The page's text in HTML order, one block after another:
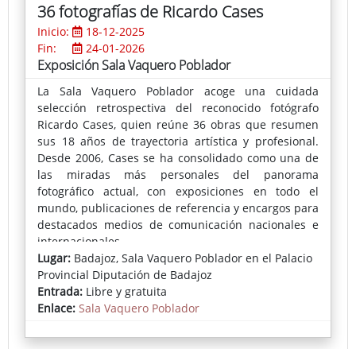
36 fotografías de Ricardo Cases
Inicio:
18-12-2025
Fin:
24-01-2026
Exposición Sala Vaquero Poblador
La Sala Vaquero Poblador acoge una cuidada
selección retrospectiva del reconocido fotógrafo
Ricardo Cases, quien reúne 36 obras que resumen
sus 18 años de trayectoria artística y profesional.
Desde 2006, Cases se ha consolidado como una de
las miradas más personales del panorama
fotográfico actual, con exposiciones en todo el
mundo, publicaciones de referencia y encargos para
destacados medios de comunicación nacionales e
internacionales.
En esta exposición, el autor presenta un corpus
depurado y esencial, profundamente ligado a la
evolución de su trabajo y a la excelente acogida del
Lugar: Badajoz, Sala Vaquero Poblador en el Palacio
Provincial Diputación de Badajoz
Entrada: Libre y gratuita
Enlace: Sala Vaquero Poblador